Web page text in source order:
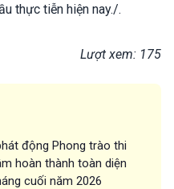
thực tiễn hiện nay./.
Lượt xem: 175
động Phong trào thi
hoàn thành toàn diện
cuối năm 2026